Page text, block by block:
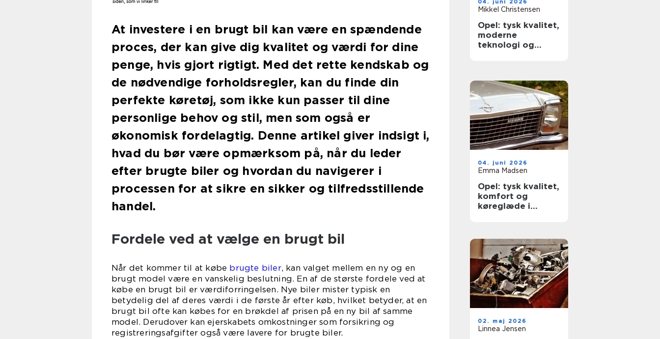
At investere i en brugt bil kan være en spændende
proces, der kan give dig kvalitet og værdi for dine
penge, hvis gjort rigtigt. Med det rette kendskab og
de nødvendige forholdsregler, kan du finde din
perfekte køretøj, som ikke kun passer til dine
personlige behov og stil, men som også er
økonomisk fordelagtig. Denne artikel giver indsigt i,
hvad du bør være opmærksom på, når du leder
efter brugte biler og hvordan du navigerer i
processen for at sikre en sikker og tilfredsstillende
handel.
Fordele ved at vælge en brugt bil
Når det kommer til at købe brugte biler, kan valget mellem en ny og en
brugt model være en vanskelig beslutning. En af de største fordele ved at
købe en brugt bil er værdiforringelsen. Nye biler mister typisk en
betydelig del af deres værdi i de første år efter køb, hvilket betyder, at en
brugt bil ofte kan købes for en brøkdel af prisen på en ny bil af samme
model. Derudover kan ejerskabets omkostninger som forsikring og
registreringsafgifter også være lavere for brugte biler.
04. juni 2026
Mikkel Christensen
Opel: tysk kvalitet,
moderne
teknologi og
04. juni 2026
Emma Madsen
Opel: tysk kvalitet,
komfort og
køreglæde i
02. maj 2026
Linnea Jensen